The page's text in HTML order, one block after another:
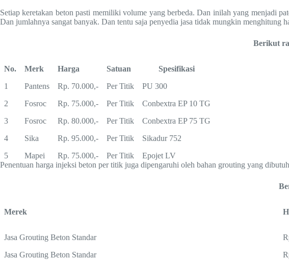
Setiap keretakan beton pasti memiliki volume yang berbeda. Dan inilah yang menjadi
Dan jumlahnya sangat banyak. Dan tentu saja penyedia jasa tidak mungkin menghitung
Berikut
No. Merk Harga Satuan
Spesifikasi
1
Pantens Rp. 70.000,- Per Titik
PU 300
2
Fosroc Rp. 75.000,- Per Titik
Conbextra EP 10 TG
3
Fosroc Rp. 80.000,- Per Titik
Conbextra EP 75 TG
4
Sika Rp. 95.000,- Per Titik
Sikadur 752
5
Mapei Rp. 75.000,- Per Titik
Epojet LV
Penentuan harga injeksi beton per titik juga dipengaruhi oleh bahan grouting yang
Merek
Jasa Grouting Beton Standar
Jasa Grouting Beton Standar